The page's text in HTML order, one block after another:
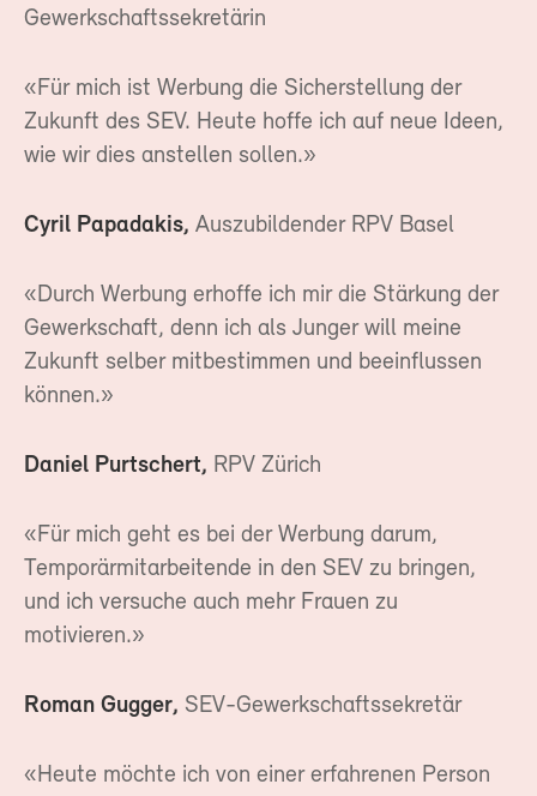
Gewerkschaftssekretärin
«Für mich ist Werbung die Sicherstellung der
Zukunft des SEV. Heute hoffe ich auf neue Ideen,
wie wir dies anstellen sollen.»
Cyril Papadakis, Auszubildender RPV Basel
«Durch Werbung erhoffe ich mir die Stärkung der
Gewerkschaft, denn ich als Junger will meine
Zukunft selber mitbestimmen und beeinflussen
können.»
Daniel Purtschert, RPV Zürich
«Für mich geht es bei der Werbung darum,
Temporärmitarbeitende in den SEV zu bringen,
und ich versuche auch mehr Frauen zu
motivieren.»
Roman Gugger, SEV-Gewerkschaftssekretär
«Heute möchte ich von einer erfahrenen Person